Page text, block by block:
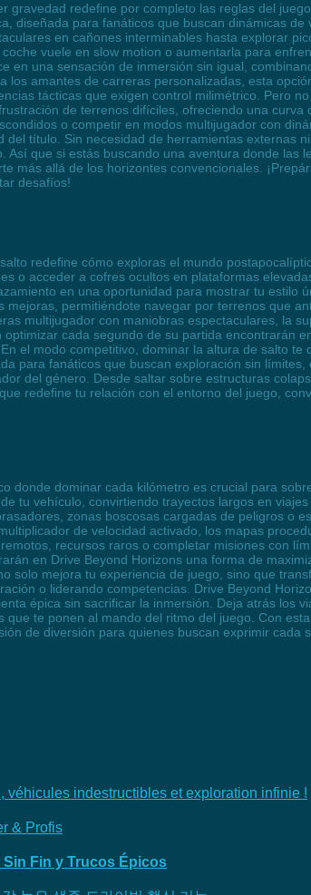
gravedad redefine por completo las reglas del
diseñada para fanáticos que buscan dinámicas de
en cañones interminables hasta explorar
vuele en slow motion o aumentarla para
en una sensación de inmersión sin igual,
amantes de carreras personalizadas, esta
tácticas que exigen control milimétrico. Pero
de terrenos difíciles, ofreciendo una
o competir en modos multijugador con
título. Sin necesidad de herramientas externas
que si estás buscando una aventura donde las
más allá de los horizontes convencionales.
desafíos!
redefine cómo exploras el mundo
o acceder a cofres ocultos en plataformas
en una oportunidad para mostrar tu estilo
permitiéndote navegar por terrenos que
multijugador con maniobras espectaculares, la
cada segundo de su partida encontrarán
el modo competitivo, dominar la altura de salto
para fanáticos que buscan exploración sin
del género. Desde saltar sobre estructuras
redefine tu relación con el entorno del juego,
donde dominar cada kilómetro es crucial para
tu vehículo, convirtiendo trayectos largos en
zonas boscosas cargadas de peligros o
de velocidad activado, los mapas
recursos raros o completar misiones con
en Drive Beyond Horizons una forma de
solo mejora tu experiencia de juego, sino que
o liderando competencias. Drive Beyond
épica sin sacrificar la inmersión. Deja atrás los
te ponen al mando del ritmo del juego. Con
de diversión para quienes buscan exprimir cada
indestructibles et exploration infinie !
& Profis
Fin y Trucos Épicos